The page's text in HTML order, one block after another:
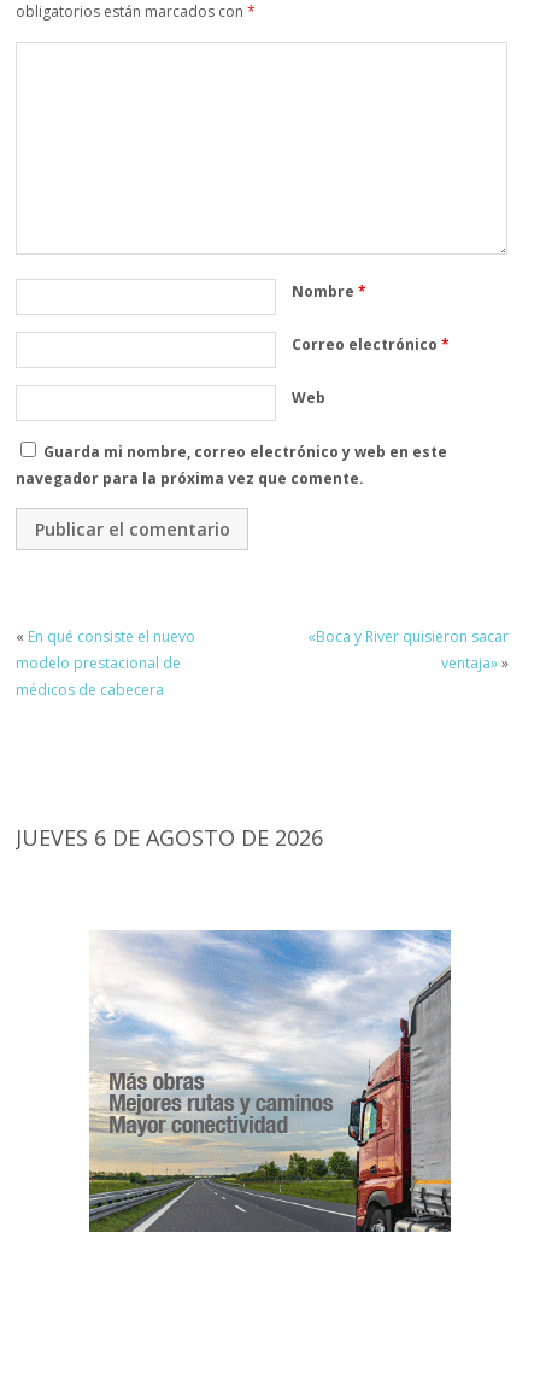
obligatorios están marcados con*
Nombre*
Correo electrónico*
Web
Guarda mi nombre, correo electrónico y web en este
navegador para la próxima vez que comente.
« En qué consiste el nuevo
modelo prestacional de
médicos de cabecera
«Boca y River quisieron sacar
ventaja»»
JUEVES 6 DE AGOSTO DE 2026